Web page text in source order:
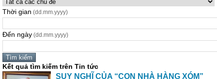
Thời gian (dd.mm.yyyy)
Đến ngày (dd.mm.yyyy)
Kết quả tìm kiếm trên Tin tức
SUY NGHĨ CỦA “CON NHÀ HÀNG XÓM”